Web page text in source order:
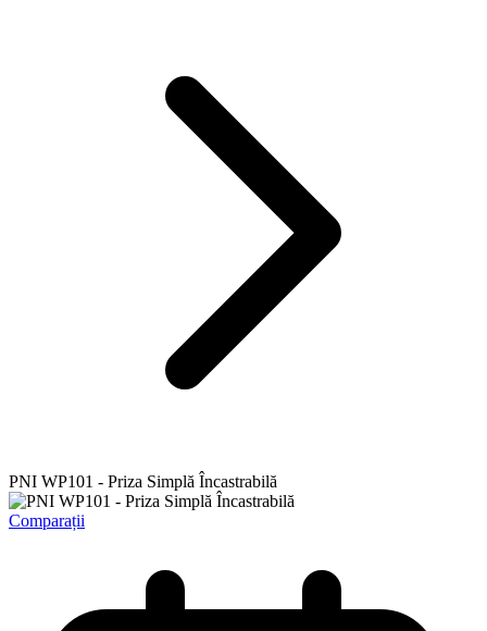
PNI WP101 - Priza Simplă Încastrabilă
Comparații